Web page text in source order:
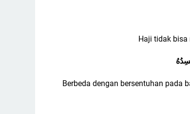
Haji tidak
Berbeda dengan bersentuhan pada